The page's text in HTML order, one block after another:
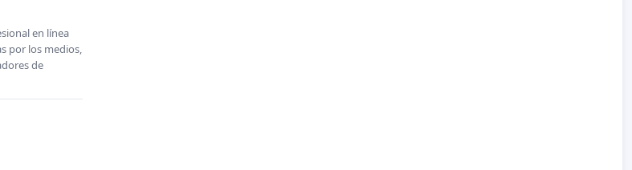
en línea
por los medios,
de